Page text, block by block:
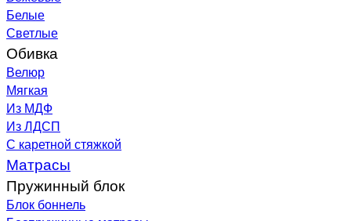
Белые
Светлые
Обивка
Велюр
Мягкая
Из МДФ
Из ЛДСП
С каретной стяжкой
Матрасы
Пружинный блок
Блок боннель